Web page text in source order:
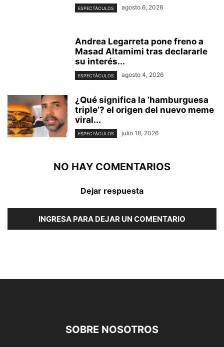
ESPECTÁCULOS agosto 6, 2026
Andrea Legarreta pone freno a
Masad Altamimi tras declararle
su interés...
ESPECTÁCULOS agosto 4, 2026
¿Qué significa la ‘hamburguesa
triple’? el origen del nuevo meme
viral...
ESPECTÁCULOS julio 18, 2026
NO HAY COMENTARIOS
Dejar respuesta
INGRESA PARA DEJAR UN COMENTARIO
SOBRE NOSOTROS